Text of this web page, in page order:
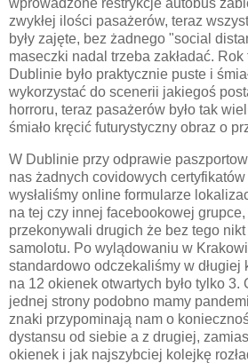
wprowadzone restrykcje autobus
zwykłej ilości pasażerów, teraz
były zajęte, bez żadnego "social
maseczki nadal trzeba zakładać.
Dublinie było praktycznie puste i
wykorzystać do scenerii jakiegoś
horroru, teraz pasażerów było tak
śmiało kręcić futurystyczny obraz o
W Dublinie przy odprawie
nas żadnych covidowych
wysłaliśmy online formularze
na tej czy innej facebookowej
przekonywali drugich że bez tego
samolotu. Po wylądowaniu w
standardowo odczekaliśmy w długiej
na 12 okienek otwartych było tylko 3.
jednej strony podobno mamy
znaki przypominają nam o
dystansu od siebie a z drugiej,
okienek i jak najszybciej kolejkę